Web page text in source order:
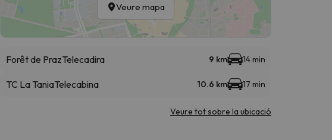
Veure mapa
Forêt de PrazTelecadira 9 km 14 min
TC La TaniaTelecabina 10.6 km 17 min
Veure tot sobre la ubicació